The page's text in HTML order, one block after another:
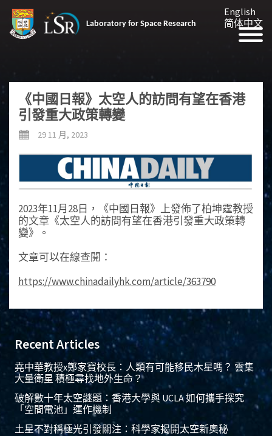
Laboratory for Space Research
English
简体中文
《中國日報》太空人的訪問有望在香港
引發重大政策轉變
29 11 月, 2023
2023年11月28日，《中國日報》上發佈了柏坤霆教授
的文章《太空人的訪問有望在香港引發重大政策轉
變》。
文章可以在線查閱：
https://www.chinadailyhk.com/article/363790
Recent Articles
堯中華教授x鄭家寶校長：人類有可能移民木星嗎？ 雲集
大量衛星 積極尋找地外生命？
破解數十年太空謎題：香港大學與 UCLA 如何攜手探究
「空間電池」運作機制
土星不對稱極光引發關注：科學家揭開太空新奧秘